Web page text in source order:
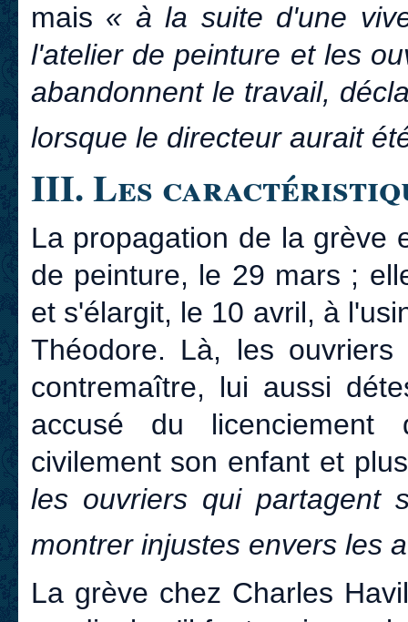
mais « à la suite d'une
l'atelier de peinture et les
abandonnent le travail,
lorsque le directeur aurait
III. Les
La propagation de la grève
de peinture, le 29 mars ;
et s'élargit, le 10 avril, à
Théodore. Là, les
contremaître, lui aussi
accusé du
civilement son enfant et
les ouvriers qui partagent
montrer injustes envers les
La grève chez Charles